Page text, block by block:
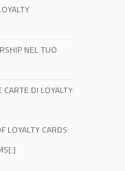
NEL TUO
DI LOYALTY:
LOYALTY CARDS: